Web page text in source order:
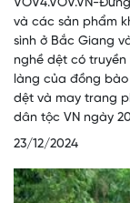
VOV4.VOV.VN-
và các sản phẩm
sình ở Bắc Giang
nghề dệt có
làng của đồng
dệt và may trang
dân tộc VN ngày
23/12/2024